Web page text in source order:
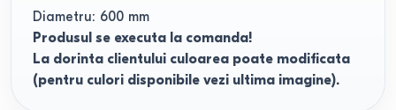
Diametru: 600 mm
Produsul se executa la comanda!
La dorinta clientului culoarea poate modificata
(pentru culori disponibile vezi ultima imagine).